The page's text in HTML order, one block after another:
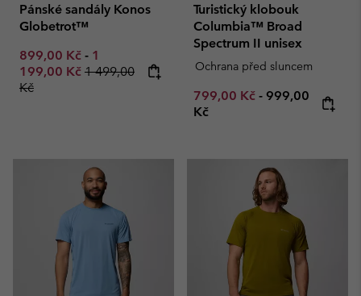
Pánské sandály Konos
Globetrot™
Minimum sale price:
899,00 Kč - Maximum sale price:
1
199,00 Kč Regular price:
1 499,00
Kč
Turistický klobouk
Columbia™ Broad
Spectrum II unisex
Ochrana před sluncem
Minimum sale price:
799,00 Kč - Maximum
999,00
Kč